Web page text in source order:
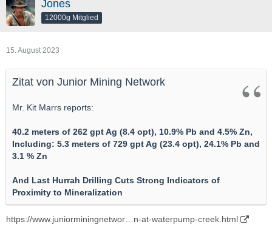
Jones
12000g Mitglied
15. August 2023
Zitat von Junior Mining Network
Mr. Kit Marrs reports:
40.2 meters of 262 gpt Ag (8.4 opt), 10.9% Pb and 4.5% Zn,
Including: 5.3 meters of 729 gpt Ag (23.4 opt), 24.1% Pb and
3.1 % Zn
And Last Hurrah Drilling Cuts Strong Indicators of
Proximity to Mineralization
https://www.juniorminingnetwor…n-at-waterpump-creek.html